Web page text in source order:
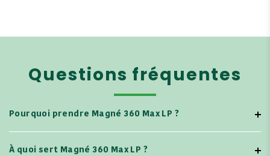
Questions fréquentes
Pourquoi prendre Magné 360 Max LP ?
À quoi sert Magné 360 Max LP ?